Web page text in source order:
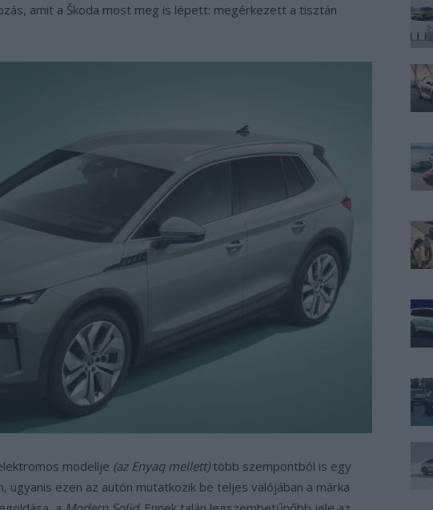
amit a Škoda most meg is lépett: megérkezett a tisztán
modellje (az Enyaq mellett)több szempontból is egy
ugyanis ezen az autón mutatkozik be teljes valójában a márka